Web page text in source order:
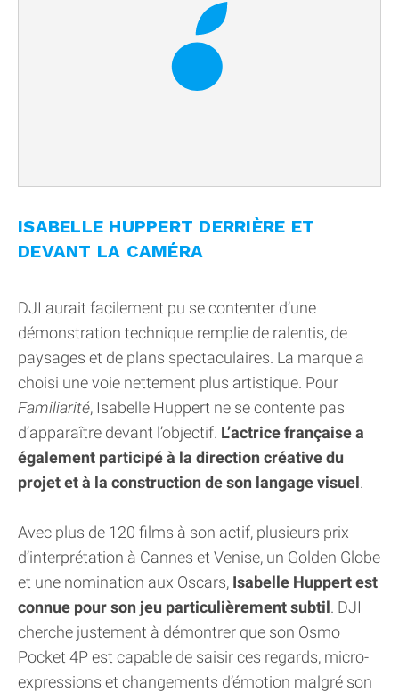
ISABELLE HUPPERT DERRIÈRE ET
DEVANT LA CAMÉRA
DJI aurait facilement pu se contenter d’une
démonstration technique remplie de ralentis, de
paysages et de plans spectaculaires. La marque a
choisi une voie nettement plus artistique. Pour
Familiarité, Isabelle Huppert ne se contente pas
d’apparaître devant l’objectif. L’actrice française a
également participé à la direction créative du
projet et à la construction de son langage visuel.
Avec plus de 120 films à son actif, plusieurs prix
d’interprétation à Cannes et Venise, un Golden Globe
et une nomination aux Oscars, Isabelle Huppert est
connue pour son jeu particulièrement subtil. DJI
cherche justement à démontrer que son Osmo
Pocket 4P est capable de saisir ces regards, micro-
expressions et changements d’émotion malgré son